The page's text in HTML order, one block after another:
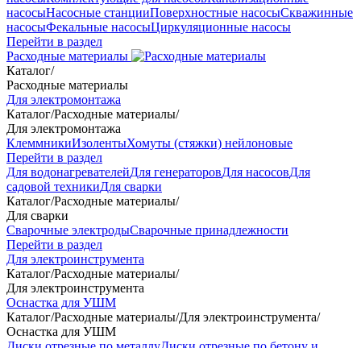
насосыНасосные станцииПоверхностные насосыСкважинные
насосыФекальные насосыЦиркуляционные насосы
Перейти в раздел
Расходные материалы
Каталог/
Расходные материалы
Для электромонтажа
Каталог/Расходные материалы/
Для электромонтажа
КлеммникиИзолентыХомуты (стяжки) нейлоновые
Перейти в раздел
Для водонагревателейДля генераторовДля насосовДля
садовой техникиДля сварки
Каталог/Расходные материалы/
Для сварки
Сварочные электродыСварочные принадлежности
Перейти в раздел
Для электроинструмента
Каталог/Расходные материалы/
Для электроинструмента
Оснастка для УШМ
Каталог/Расходные материалы/Для электроинструмента/
Оснастка для УШМ